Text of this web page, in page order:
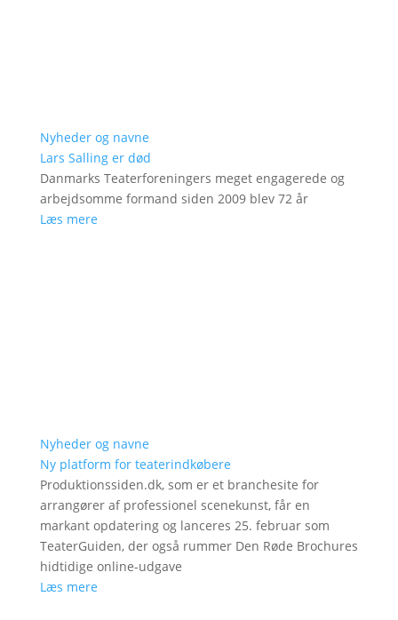
Nyheder og navne
Lars Salling er død
Danmarks Teaterforeningers meget engagerede og
arbejdsomme formand siden 2009 blev 72 år
Læs mere
Nyheder og navne
Ny platform for teaterindkøbere
Produktionssiden.dk, som er et branchesite for
arrangører af professionel scenekunst, får en
markant opdatering og lanceres 25. februar som
TeaterGuiden, der også rummer Den Røde Brochures
hidtidige online-udgave
Læs mere